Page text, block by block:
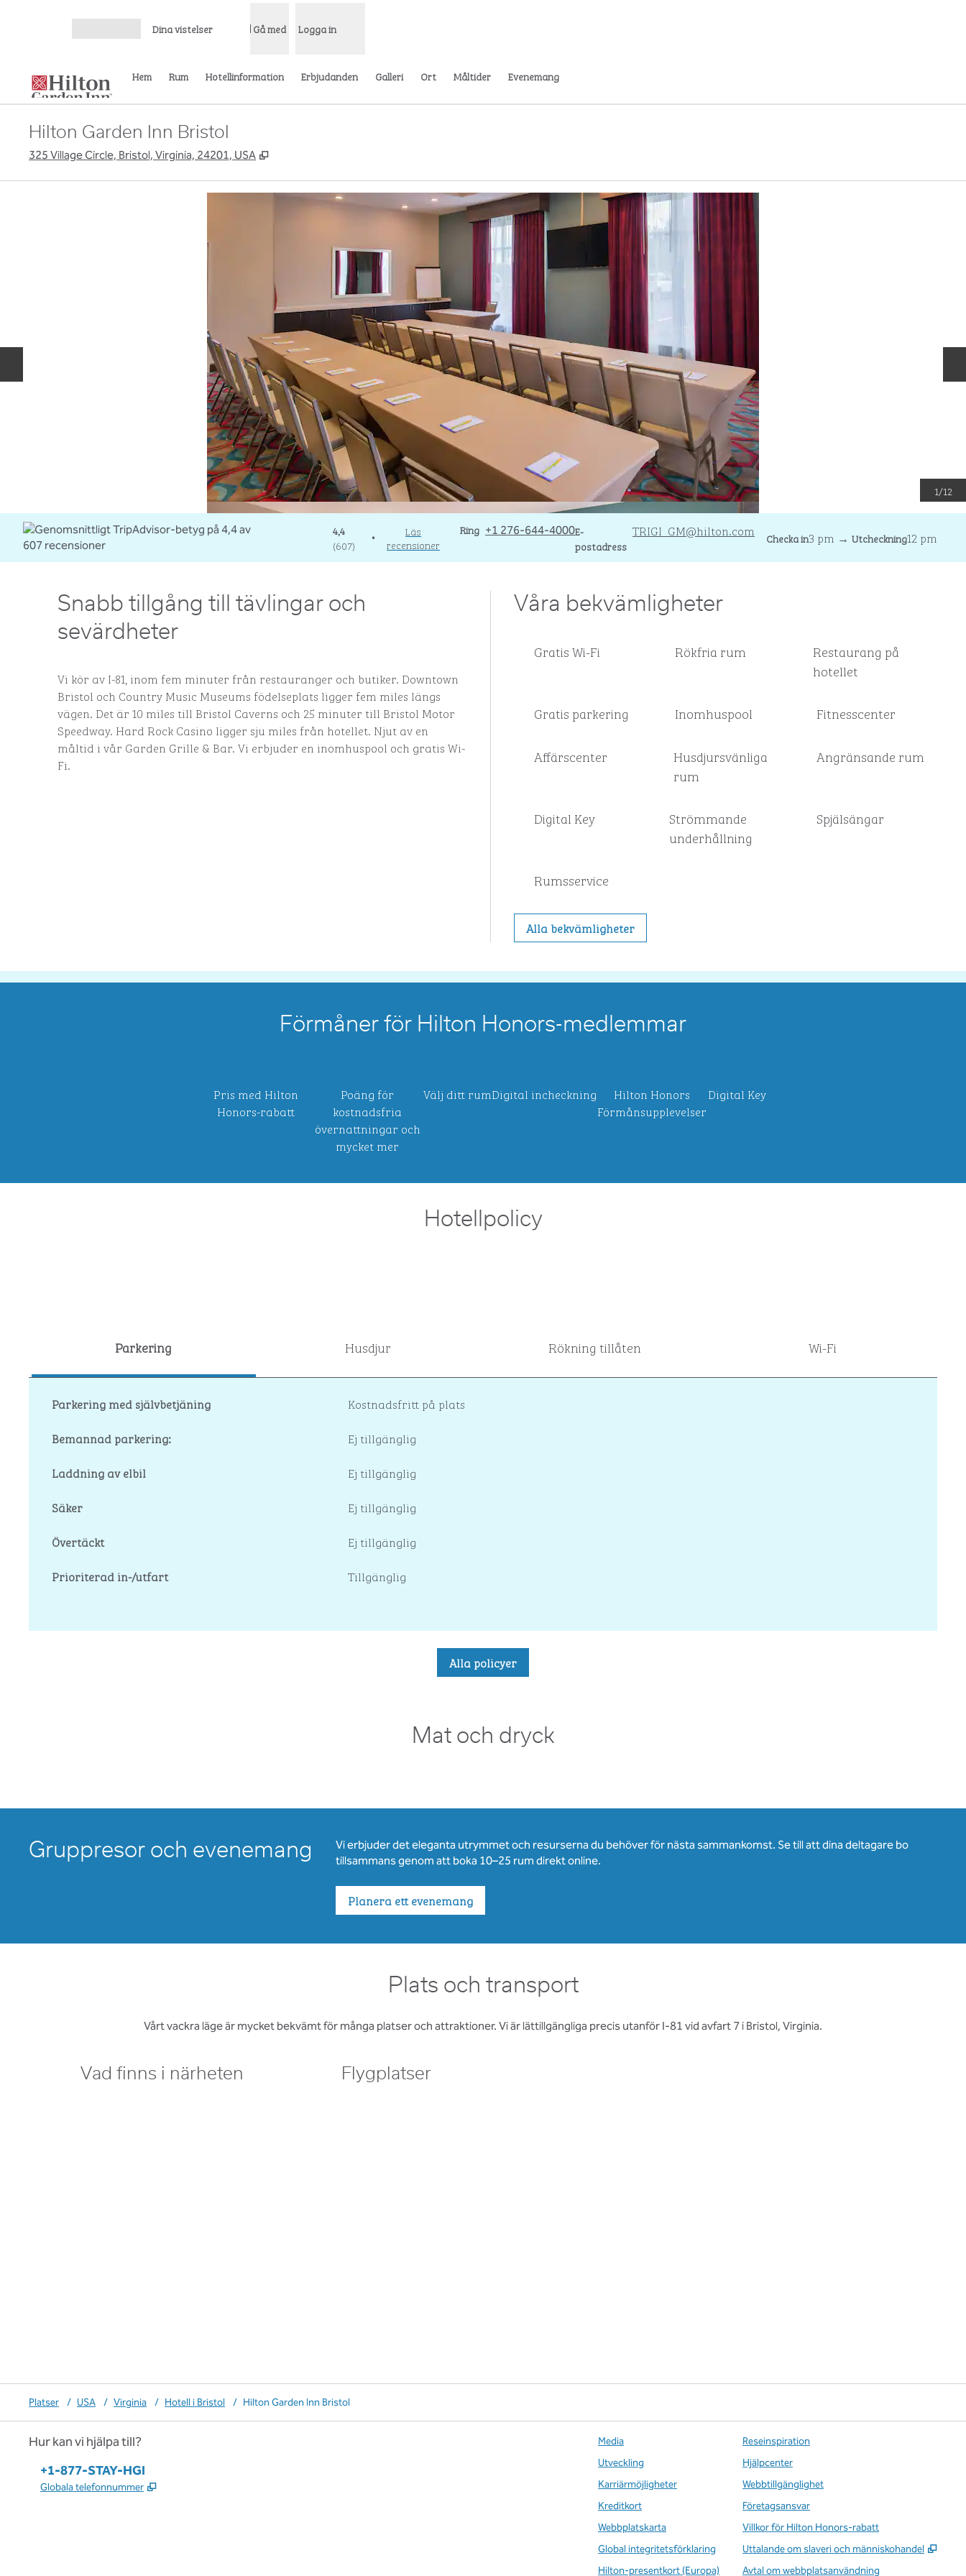
Dina vistelser Gå med Logga in
Hem Rum Hotellinformation Erbjudanden Galleri Ort Måltider Evenemang
Hilton Garden Inn Bristol
325 Village Circle, Bristol, Virginia, 24201, USA ,
1/12
4,4
(607)
•
Läs
recensioner
Ring
Ring +1 276-644-4000E-
postadress
Email TRIGI_GM@hilton.com Checka in3 pm → Utcheckning12 pm
Snabb tillgång till tävlingar och
sevärdheter
Vi kör av I-81, inom fem minuter från restauranger och butiker. Downtown
Bristol och Country Music Museums födelseplats ligger fem miles längs
vägen. Det är 10 miles till Bristol Caverns och 25 minuter till Bristol Motor
Speedway. Hard Rock Casino ligger sju miles från hotellet. Njut av en
måltid i vår Garden Grille & Bar. Vi erbjuder en inomhuspool och gratis Wi-
Fi.
Våra bekvämligheter
Gratis Wi-Fi Rökfria rum
Restaurang på
hotellet
Gratis parkering Inomhuspool Fitnesscenter
Affärscenter
Husdjursvänliga
rum
Angränsande rum
Digital Key
Strömmande
underhållning
Spjälsängar
Rumsservice
Alla bekvämligheter
Förmåner för Hilton Honors-medlemmar
Pris med Hilton
Honors-rabatt
Poäng för
kostnadsfria
övernattningar och
mycket mer
Välj ditt rumDigital incheckning
Hilton Honors
Förmånsupplevelser
Digital Key
Hotellpolicy
Parkering Husdjur Rökning tillåten Wi-Fi
Parkering med självbetjäning
Kostnadsfritt på plats
Bemannad parkering:
Ej tillgänglig
Laddning av elbil
Ej tillgänglig
Säker
Ej tillgänglig
Övertäckt
Ej tillgänglig
Prioriterad in-/utfart
Tillgänglig
Alla policyer
Mat och dryck
Gruppresor och evenemang
Vi erbjuder det eleganta utrymmet och resurserna du behöver för nästa sammankomst. Se till att dina deltagare bo
tillsammans genom att boka 10–25 rum direkt online.
Planera ett evenemang
Plats och transport
Vårt vackra läge är mycket bekvämt för många platser och attraktioner. Vi är lättillgängliga precis utanför I-81 vid avfart 7 i Bristol, Virginia.
Vad finns i närheten Flygplatser
Platser / USA / Virginia / Hotell i Bristol / Hilton Garden Inn Bristol
Hur kan vi hjälpa till?
Telefon:
+1-877-STAY-HGI
Globala telefonnummer ,
Media
Utveckling
Karriärmöjligheter
Kreditkort
Webbplatskarta
Global integritetsförklaring
Hilton-presentkort (Europa)
Reseinspiration
Hjälpcenter
Webbtillgänglighet
Företagsansvar
Villkor för Hilton Honors-rabatt
Uttalande om slaveri och människohandel
,
Avtal om webbplatsanvändning